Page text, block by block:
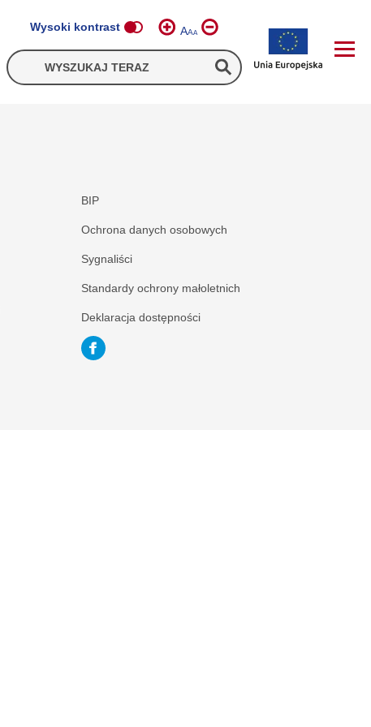
Wysoki kontrast AAA
BIP
Ochrona danych osobowych
Sygnaliści
Standardy ochrony małoletnich
Deklaracja dostępności